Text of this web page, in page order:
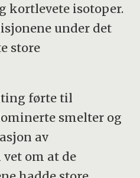
kortlevete isotoper.
under det
store
førte til
smelter og
av
om at de